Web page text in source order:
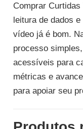
Comprar
leitura de dados
vídeo já é bom.
processo
acessíveis para
métricas e
para apoiar seu